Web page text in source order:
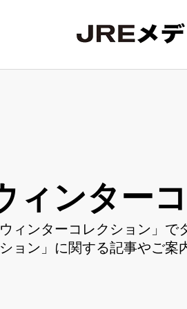
ィンター
ィンターコレクション」で
ョン」に関する記事やご案